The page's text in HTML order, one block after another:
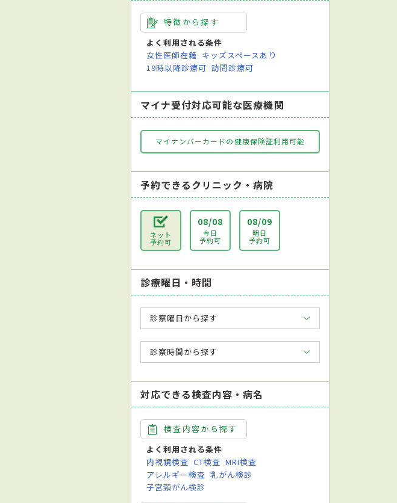
特徴から探す
よく利用される条件
女性医師在籍 キッズスペースあり
19時以降診療可 訪問診療可
マイナ受付対応可能な医療機関
マイナンバーカードの健康保険証利用可能
予約できるクリニック・病院
ネット
予約可
08/08
今日
予約可
08/09
明日
予約可
診療曜日・時間
診察曜日から探す
診察時間から探す
対応できる検査内容・病名
検査内容から探す
よく利用される条件
内視鏡検査 CT検査 MRI検査
アレルギー検査 乳がん検診
子宮頸がん検診